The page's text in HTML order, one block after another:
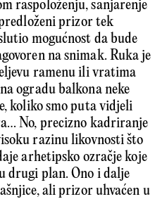
raspoloženju, sanjarenje
prizor tek
mogućnost da bude
na snimak. Ruka je
ramenu ili vratima
ogradu balkona neke
koliko smo puta vidjeli
No, precizno kadriranje
razinu likovnosti što
arhetipsko ozračje koje
drugi plan. Ono i dalje
ali prizor uhvaćen u